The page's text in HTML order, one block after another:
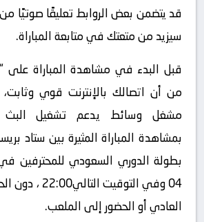
قد يتضمن بعض الروابط تعليقًا صوتيًا
سيزيد من متعتك في متابعة المباراة.
قبل البدء في مشاهدة المباراة على
من أن اتصالك بالإنترنت قوي
مشغل وسائط يدعم تشغيل البث
04 وفي التوقيت
العادي أو الحضور إلى الملعب.